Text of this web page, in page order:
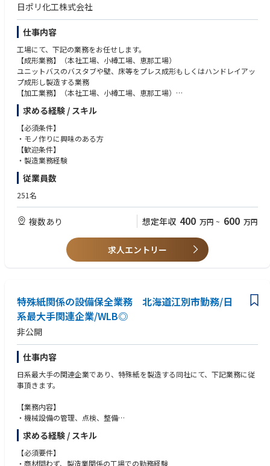
日ポリ化工株式会社
仕事内容
工場にて、下記の業務をお任せします。
【成形業務】（本社工場、小樽工場、恵那工場）
ユニットバスのバスタブや壁、床等をプレス成形もしくはハンドレイアッ
プ成形し製造する業務
【加工業務】（本社工場、小樽工場、恵那工場）
ユニットバスのバスタブや壁、床等を工具で加工する業務
【物流業務】（本社工場）
完成したユニットバスのパーツを商品ごとに集約・梱包し、出荷の準備を
する業務
求める経験 / スキル
【必須条件】
・モノ作りに興味のある方
【歓迎条件】
・製造業務経験
従業員数
251名
複数あり 想定年収 400 万円 ~ 600 万円
求人エントリー
特殊紙関係の設備保全業務 北海道江別市勤務/日
系最大手関連企業/WLB◎
非公開
仕事内容
日系最大手の関連企業であり、特殊紙を製造する同社にて、下記業務に従
事頂きます。
【業務内容】
・機械設備の管理、点検、整備
・工事発注および検収
・予備品管理
・設備改善
・施設内巡回
求める経験 / スキル
【必須要件】
・商材問わず、製造業関係の工場での勤務経験